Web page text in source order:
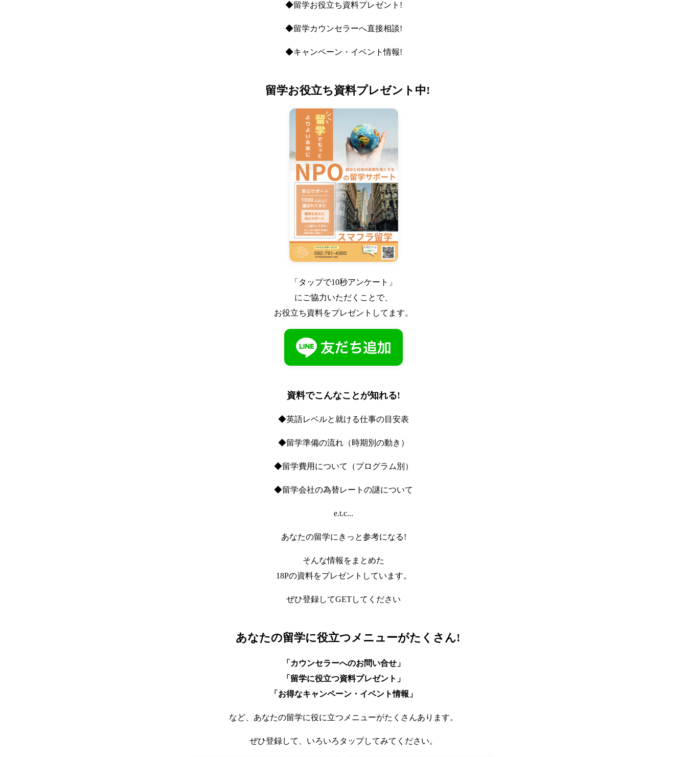
◆留学お役立ち資料プレゼント!
◆留学カウンセラーへ直接相談!
◆キャンペーン・イベント情報!
留学お役立ち資料プレゼント中!
「タップで10秒アンケート」
にご協力いただくことで、
お役立ち資料をプレゼントしてます。
資料でこんなことが知れる!
◆英語レベルと就ける仕事の目安表
◆留学準備の流れ（時期別の動き）
◆留学費用について（プログラム別）
◆留学会社の為替レートの謎について
e.t.c...
あなたの留学にきっと参考になる!
そんな情報をまとめた
18Pの資料をプレゼントしています。
ぜひ登録してGETしてください
あなたの留学に役立つメニューがたくさん!
「カウンセラーへのお問い合せ」
「留学に役立つ資料プレゼント」
「お得なキャンペーン・イベント情報」
など、あなたの留学に役に立つメニューがたくさんあります。
ぜひ登録して、いろいろタップしてみてください。